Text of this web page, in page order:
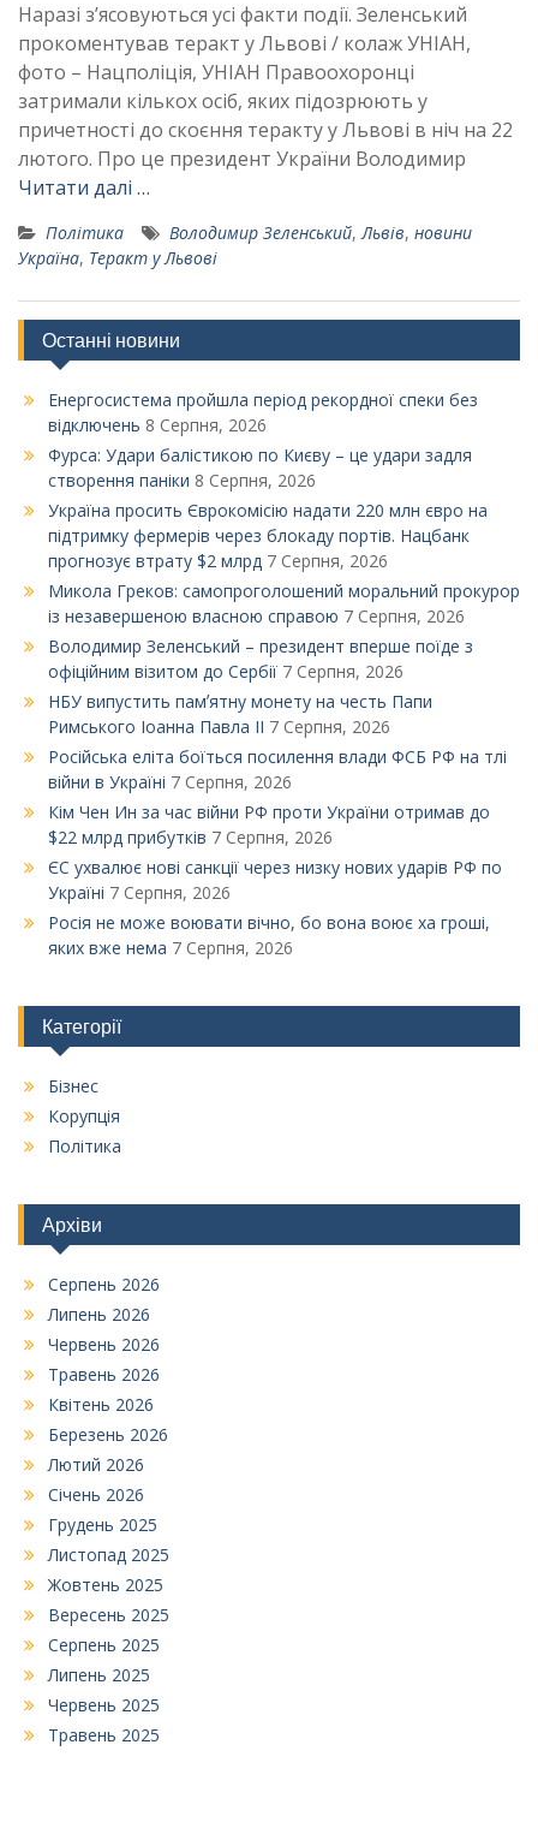
Наразі зʼясовуються усі факти події. Зеленський
прокоментував теракт у Львові / колаж УНІАН,
фото – Нацполіція, УНІАН Правоохоронці
затримали кількох осіб, яких підозрюють у
причетності до скоєння теракту у Львові в ніч на 22
лютого. Про це президент України Володимир
Читати далі …
Політика Володимир Зеленський,Львів, новини
Україна, Теракт у Львові
Останні новини
Енергосистема пройшла період рекордної спеки без
відключень 8 Серпня, 2026
Фурса: Удари балістикою по Києву – це удари задля
створення паніки 8 Серпня, 2026
Україна просить Єврокомісію надати 220 млн євро на
підтримку фермерів через блокаду портів. Нацбанк
прогнозує втрату $2 млрд 7 Серпня, 2026
Микола Греков: самопроголошений моральний прокурор
із незавершеною власною справою 7 Серпня, 2026
Володимир Зеленський – президент вперше поїде з
офіційним візитом до Сербії 7 Серпня, 2026
НБУ випустить памʼятну монету на честь Папи
Римського Іоанна Павла ІІ 7 Серпня, 2026
Російська еліта боїться посилення влади ФСБ РФ на тлі
війни в Україні 7 Серпня, 2026
Кім Чен Ин за час війни РФ проти України отримав до
$22 млрд прибутків 7 Серпня, 2026
ЄС ухвалює нові санкції через низку нових ударів РФ по
Україні 7 Серпня, 2026
Росія не може воювати вічно, бо вона воює ха гроші,
яких вже нема 7 Серпня, 2026
Категорії
Бізнес
Корупція
Політика
Архіви
Серпень 2026
Липень 2026
Червень 2026
Травень 2026
Квітень 2026
Березень 2026
Лютий 2026
Січень 2026
Грудень 2025
Листопад 2025
Жовтень 2025
Вересень 2025
Серпень 2025
Липень 2025
Червень 2025
Травень 2025